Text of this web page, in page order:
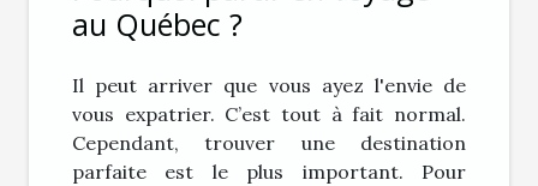
au Québec ?
Il peut arriver que vous ayez l'envie de
vous expatrier. C’est tout à fait normal.
Cependant, trouver une destination
parfaite est le plus important. Pour